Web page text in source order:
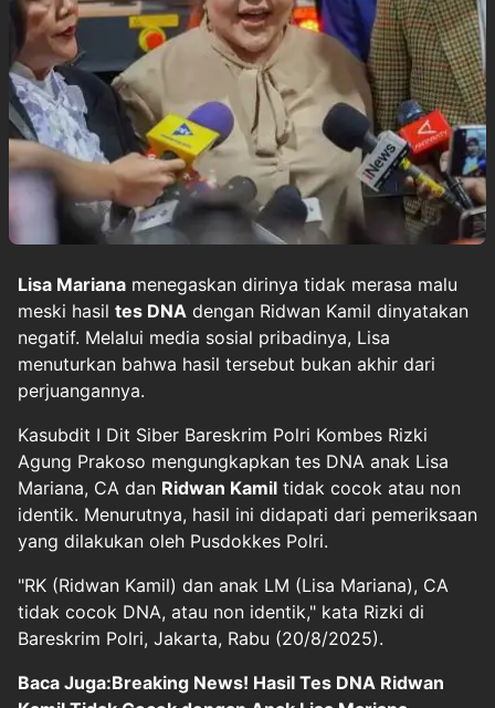
Lisa Mariana menegaskan dirinya tidak merasa malu
meski hasil tes DNA dengan Ridwan Kamil dinyatakan
negatif. Melalui media sosial pribadinya, Lisa
menuturkan bahwa hasil tersebut bukan akhir dari
perjuangannya.
Kasubdit I Dit Siber Bareskrim Polri Kombes Rizki
Agung Prakoso mengungkapkan tes DNA anak Lisa
Mariana, CA dan Ridwan Kamil tidak cocok atau non
identik. Menurutnya, hasil ini didapati dari pemeriksaan
yang dilakukan oleh Pusdokkes Polri.
"RK (Ridwan Kamil) dan anak LM (Lisa Mariana), CA
tidak cocok DNA, atau non identik," kata Rizki di
Bareskrim Polri, Jakarta, Rabu (20/8/2025).
Baca Juga:Breaking News! Hasil Tes DNA Ridwan